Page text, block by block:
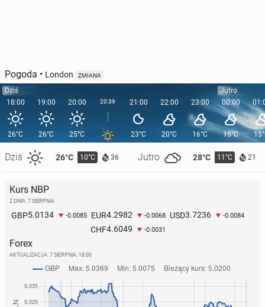
Pogoda • London ZMIANA
Dziś
18:00
26°C
Dziś 26°C 10°C 36 Jutro 28°C 11°C 21
19:00
26°C
20:00
25°C
20:39 21:00
23°C
22:00
20°C
23:00
16°C
Jutro
00:00
15°C
Kurs NBP
Z DNIA: 7 SIERPNIA
GBP5.0134 -0.0085 EUR4.2982 -0.0068 USD3.7236 -0.0084
CHF4.6049 -0.0031
Forex
AKTUALIZACJA: 7 SIERPNIA, 18:00